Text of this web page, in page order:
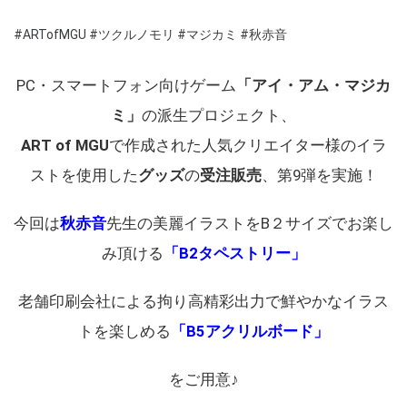
#ARTofMGU #ツクルノモリ #マジカミ #秋赤音
PC・スマートフォン向けゲーム 「アイ・アム・マジカ
ミ」 の派生プロジェクト、
ART of MGUで作成された人気クリエイター様のイラ
ストを使用したグッズの受注販売、第9弾を実施！
今回は秋赤音先生の美麗イラストをB２サイズでお楽し
み頂ける 「B2タペストリー」
老舗印刷会社による拘り高精彩出力で鮮やかなイラス
トを楽しめる 「B5アクリルボード」
をご用意♪